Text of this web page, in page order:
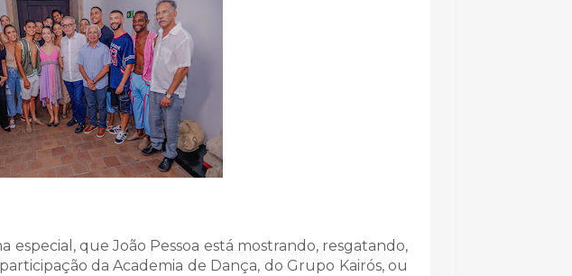
especial, que João Pessoa está mostrando, resgatando,
da Academia de Dança, do Grupo Kairós, ou